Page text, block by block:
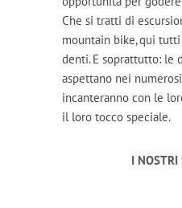
Che si tratti di
mountain bike, qui
denti. E soprattutto: le
aspettano nei
incanteranno con le
il loro tocco speciale.
I NOSTRI